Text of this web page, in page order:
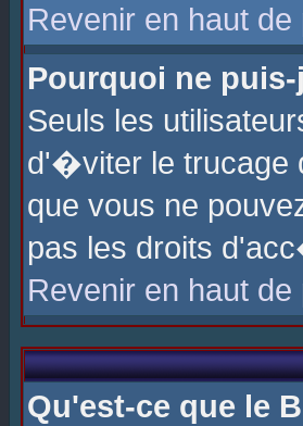
Revenir en haut de
Pourquoi ne
Seuls les
d'�viter le
que vous ne
pas les droits
Revenir en haut de
Qu'est-ce que le